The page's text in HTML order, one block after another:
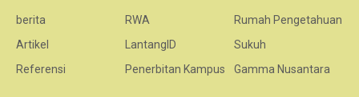
berita
Artikel
Referensi
RWA
LantangID
Penerbitan Kampus
Rumah Pengetahuan
Sukuh
Gamma Nusantara